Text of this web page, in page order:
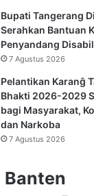
Bupati Tangerang
Serahkan Bantuan
Penyandang
7 Agustus 2026
Pelantikan Karanĝ
Bhakti 2026-2029
bagi Masyarakat,
dan Narkoba
7 Agustus 2026